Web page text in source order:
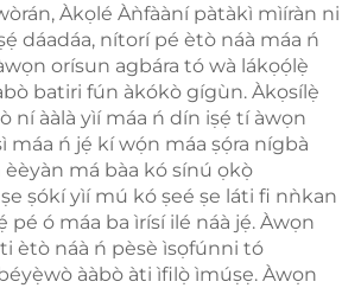
Àkọlé Àǹfààní pàtàkì mìíràn ni
dáadáa, nítorí pé ètò náà máa ń
orísun agbára tó wà lákọọ́lẹ̀
batiri fún àkókò gígùn. Àkọsílẹ̀
ní ààlà yìí máa ń dín iṣẹ́ tí àwọn
máa ń jẹ́ kí wọ́n máa ṣọ́ra nígbà
má bàa kó sínú ọkọ̀
ṣókí yìí mú kó ṣeé ṣe láti fi nǹkan
pé ó máa ba ìrísí ilé náà jẹ́. Àwọn
ètò náà ń pèsè ìsọfúnni tó
ààbò àti ìfilọ̀ ìmúṣẹ. Àwọn